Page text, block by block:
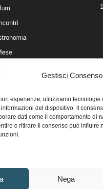
Gestisci Consenso
esperienze, utilizziamo
del dispositivo. Il
dati come il comportamento di
o ritirare il consenso può influire
Nega
On-Line
Redazione